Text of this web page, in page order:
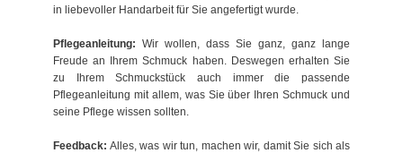
in liebevoller Handarbeit für Sie angefertigt wurde.
Pflegeanleitung: Wir wollen, dass Sie ganz, ganz lange
Freude an Ihrem Schmuck haben. Deswegen erhalten Sie
zu Ihrem Schmuckstück auch immer die passende
Pflegeanleitung mit allem, was Sie über Ihren Schmuck und
seine Pflege wissen sollten.
Feedback: Alles, was wir tun, machen wir, damit Sie sich als